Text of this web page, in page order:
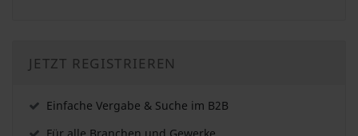
JETZT REGISTRIEREN
Einfache Vergabe & Suche im B2B
Für alle Branchen und Gewerke